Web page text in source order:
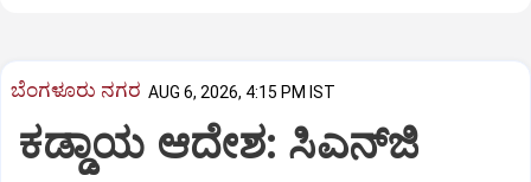
ಬೆಂಗಳೂರು ನಗರ AUG 6, 2026, 4:15 PM IST
ಕಡ್ಡಾಯ ಆದೇಶ: ಸಿಎನ್‌ಜಿ